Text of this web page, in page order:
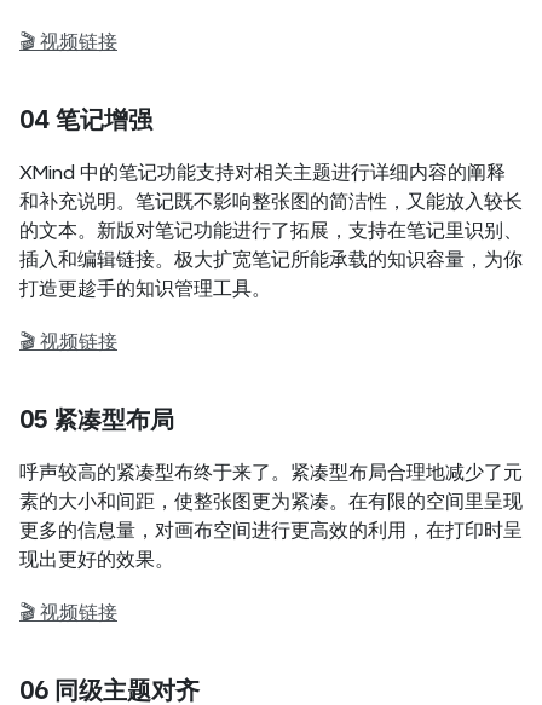
🎬 视频链接
04 笔记增强
XMind 中的笔记功能支持对相关主题进行详细内容的阐释
和补充说明。笔记既不影响整张图的简洁性，又能放入较长
的文本。新版对笔记功能进行了拓展，支持在笔记里识别、
插入和编辑链接。极大扩宽笔记所能承载的知识容量，为你
打造更趁手的知识管理工具。
🎬 视频链接
05 紧凑型布局
呼声较高的紧凑型布终于来了。紧凑型布局合理地减少了元
素的大小和间距，使整张图更为紧凑。在有限的空间里呈现
更多的信息量，对画布空间进行更高效的利用，在打印时呈
现出更好的效果。
🎬 视频链接
06 同级主题对齐